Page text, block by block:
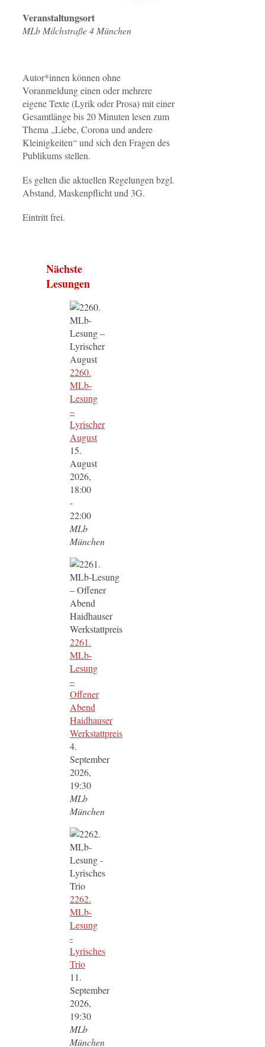
Veranstaltungsort
MLb Milchstraße 4 München
Autor*innen können ohne
Voranmeldung einen oder mehrere
eigene Texte (Lyrik oder Prosa) mit einer
Gesamtlänge bis 20 Minuten lesen zum
Thema „Liebe, Corona und andere
Kleinigkeiten“ und sich den Fragen des
Publikums stellen.
Es gelten die aktuellen Regelungen bzgl.
Abstand, Maskenpflicht und 3G.
Eintritt frei.
Nächste
Lesungen
2260.
MLb-
Lesung
–
Lyrischer
August
15.
August
2026,
18:00
-
22:00
MLb
München
2261.
MLb-
Lesung
–
Offener
Abend
Haidhauser
Werkstattpreis
4.
September
2026,
19:30
MLb
München
2262.
MLb-
Lesung
-
Lyrisches
Trio
11.
September
2026,
19:30
MLb
München